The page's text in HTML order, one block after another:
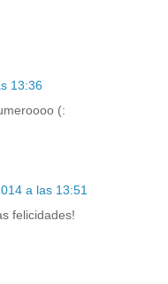
13:36
(:
a las 13:51
felicidades!